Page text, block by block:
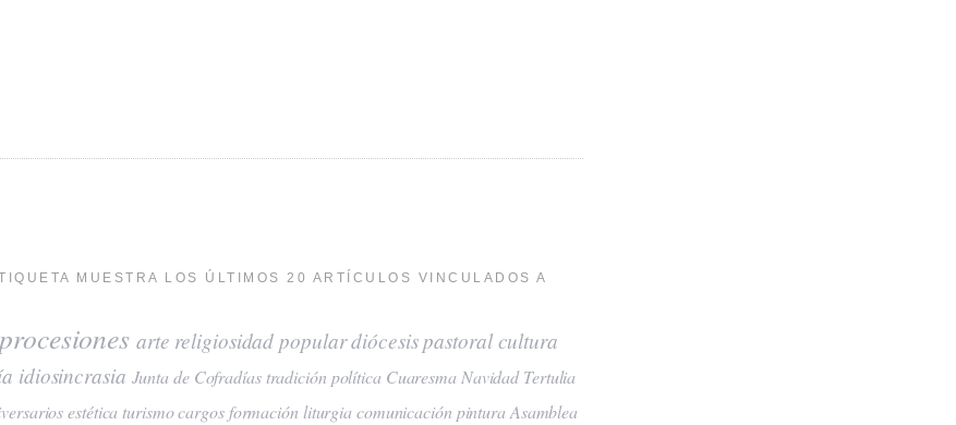
MUESTRA LOS ÚLTIMOS 20 ARTÍCULOS VINCULADOS A
procesiones arte religiosidad populardiócesis pastoral cultura
idiosincrasia Junta de Cofradías tradición política Cuaresma Navidad Tertulia
estética turismocargos formación liturgiacomunicación pinturaAsamblea